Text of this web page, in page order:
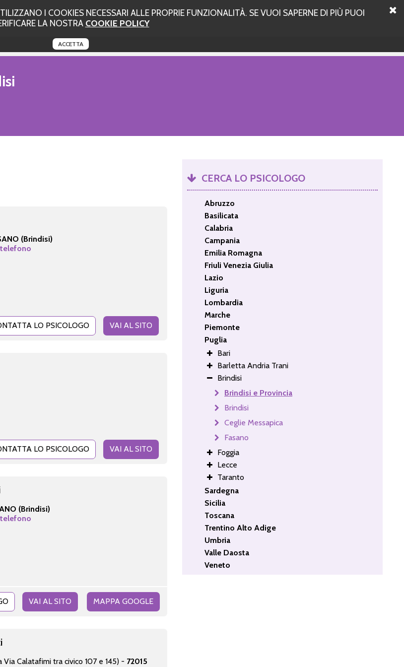
I COOKIES NECESSARI ALLE PROPRIE FUNZIONALITÀ. SE VUOI SAPERNE DI PIÙ PUOI
LA NOSTRA COOKIE POLICY
ACCETTA
(Brindisi)
telefono
LO PSICOLOGO VAI AL SITO
LO PSICOLOGO VAI AL SITO
(Brindisi)
telefono
MAPPA GOOGLE
VAI AL SITO
Calatafimi tra civico 107 e 145) - 72015
CERCA LO PSICOLOGO
Abruzzo
Basilicata
Calabria
Campania
Emilia Romagna
Friuli Venezia Giulia
Lazio
Liguria
Lombardia
Marche
Piemonte
Puglia
Bari
Barletta Andria Trani
Brindisi
Brindisi e Provincia
Brindisi
Ceglie Messapica
Fasano
Foggia
Lecce
Taranto
Sardegna
Sicilia
Toscana
Trentino Alto Adige
Umbria
Valle Daosta
Veneto